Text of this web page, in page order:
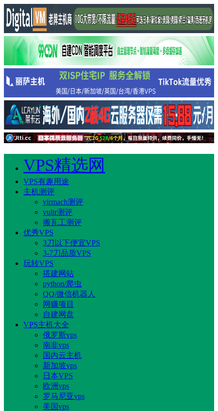
VPS精选网
VPS有趣用途
主机测评
virmach测评
vultr测评
搬瓦工测评
优秀VPS
3刀以下便宜VPS
3-7刀品质VPS
玩转VPS
搭建网站
python/爬虫
QQ/微信机器人
网赚项目
自建网盘
VPS主机大全
俄罗斯vps
南非vps
国内云主机
新加坡vps
日本VPS
欧洲vps
罗马尼亚vps
美国vps